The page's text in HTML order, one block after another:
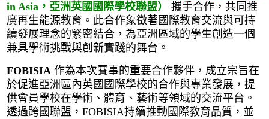
in Asia，亞洲英國國際學校聯盟）
攜手合作，共同推
廣再生能源教育。此合作象徵著國際教育交流與可持
續發展理念的緊密結合，為亞洲區域的學生創造一個
兼具學術挑戰與創新實踐的舞台。
FOBISIA 作為本次賽事的重要合作夥伴，成立宗旨在
於促進亞洲區內英國國際學校的合作與專業發展，提
供會員學校在學術、體育、藝術等領域的交流平台。
透過跨國聯盟，FOBISIA持續推動國際教育品質，並